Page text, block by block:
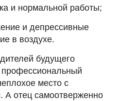
и нормальной работы;
и депрессивные
в воздухе.
будущего
место с
отец самоотверженно